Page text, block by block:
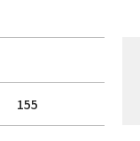
155